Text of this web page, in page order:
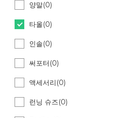
양말(0)
타올(0)
인솔(0)
써포터(0)
액세서리(0)
런닝 슈즈(0)